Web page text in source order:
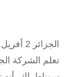
الجزائر 2 أفريل 2026
تعلم الشركة